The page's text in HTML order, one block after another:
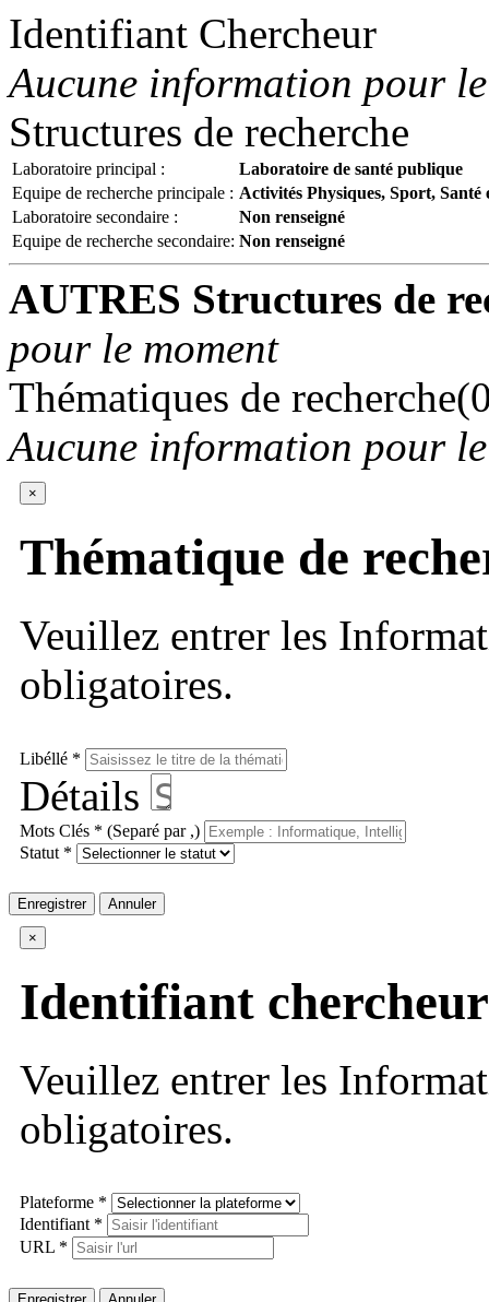
Identifiant Chercheur
Aucune information pour
Structures de recherche
Laboratoire principal :
Laboratoire de santé publique
Equipe de recherche principale : Activités Physiques, Sport,
Laboratoire secondaire :
Non renseigné
Equipe de recherche secondaire: Non renseigné
AUTRES Structures de
pour le moment
Thématiques de
Aucune information pour
×
Thématique de
Veuillez entrer les
obligatoires.
Libéllé *
Détails
Mots Clés * (Separé par ,)
Statut *
Enregistrer Annuler
×
Identifiant chercheur
Veuillez entrer les
obligatoires.
Plateforme *
Identifiant *
URL *